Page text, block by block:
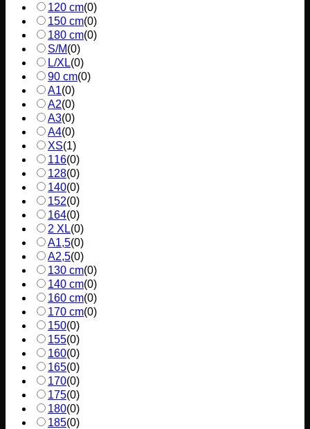
120 cm(0)
150 cm(0)
180 cm(0)
S/M(0)
L/XL(0)
90 cm(0)
A1(0)
A2(0)
A3(0)
A4(0)
XS(1)
116(0)
128(0)
140(0)
152(0)
164(0)
2 XL(0)
A1,5(0)
A2,5(0)
130 cm(0)
140 cm(0)
160 cm(0)
170 cm(0)
150(0)
155(0)
160(0)
165(0)
170(0)
175(0)
180(0)
185(0)